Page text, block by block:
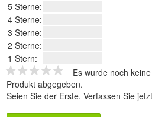
5 Sterne:
4 Sterne:
3 Sterne:
2 Sterne:
1 Stern:
Es wurde noch
Produkt abgegeben.
Seien Sie der Erste. Verfassen Sie